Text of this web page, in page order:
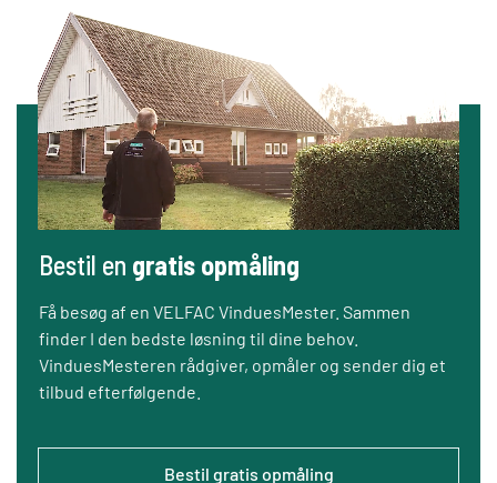
Bestil en gratis opmåling
Få besøg af en VELFAC VinduesMester. Sammen
finder I den bedste løsning til dine behov.
VinduesMesteren rådgiver, opmåler og sender dig et
tilbud efterfølgende.
Bestil gratis opmåling